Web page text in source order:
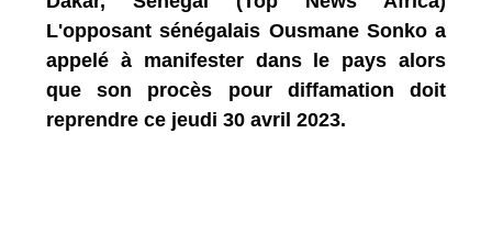
L'opposant sénégalais Ousmane Sonko a
appelé à manifester dans le pays alors
que son procès pour diffamation doit
reprendre ce jeudi 30 avril 2023.